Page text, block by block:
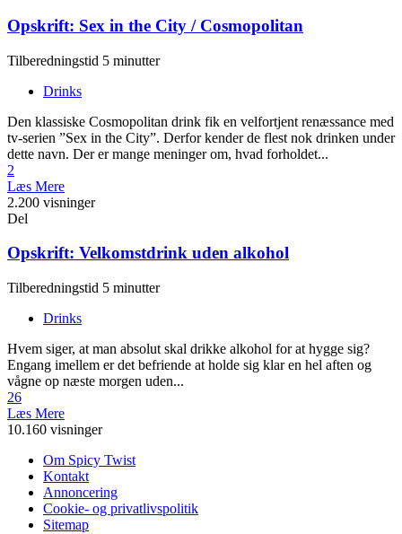
Opskrift: Sex in the City / Cosmopolitan
Tilberedningstid 5 minutter
Drinks
Den klassiske Cosmopolitan drink fik en velfortjent renæssance med
tv-serien ”Sex in the City”. Derfor kender de flest nok drinken under
dette navn. Der er mange meninger om, hvad forholdet...
2
Læs Mere
2.200 visninger
Del
Opskrift: Velkomstdrink uden alkohol
Tilberedningstid 5 minutter
Drinks
Hvem siger, at man absolut skal drikke alkohol for at hygge sig?
Engang imellem er det befriende at holde sig klar en hel aften og
vågne op næste morgen uden...
26
Læs Mere
10.160 visninger
Om Spicy Twist
Kontakt
Annoncering
Cookie- og privatlivspolitik
Sitemap